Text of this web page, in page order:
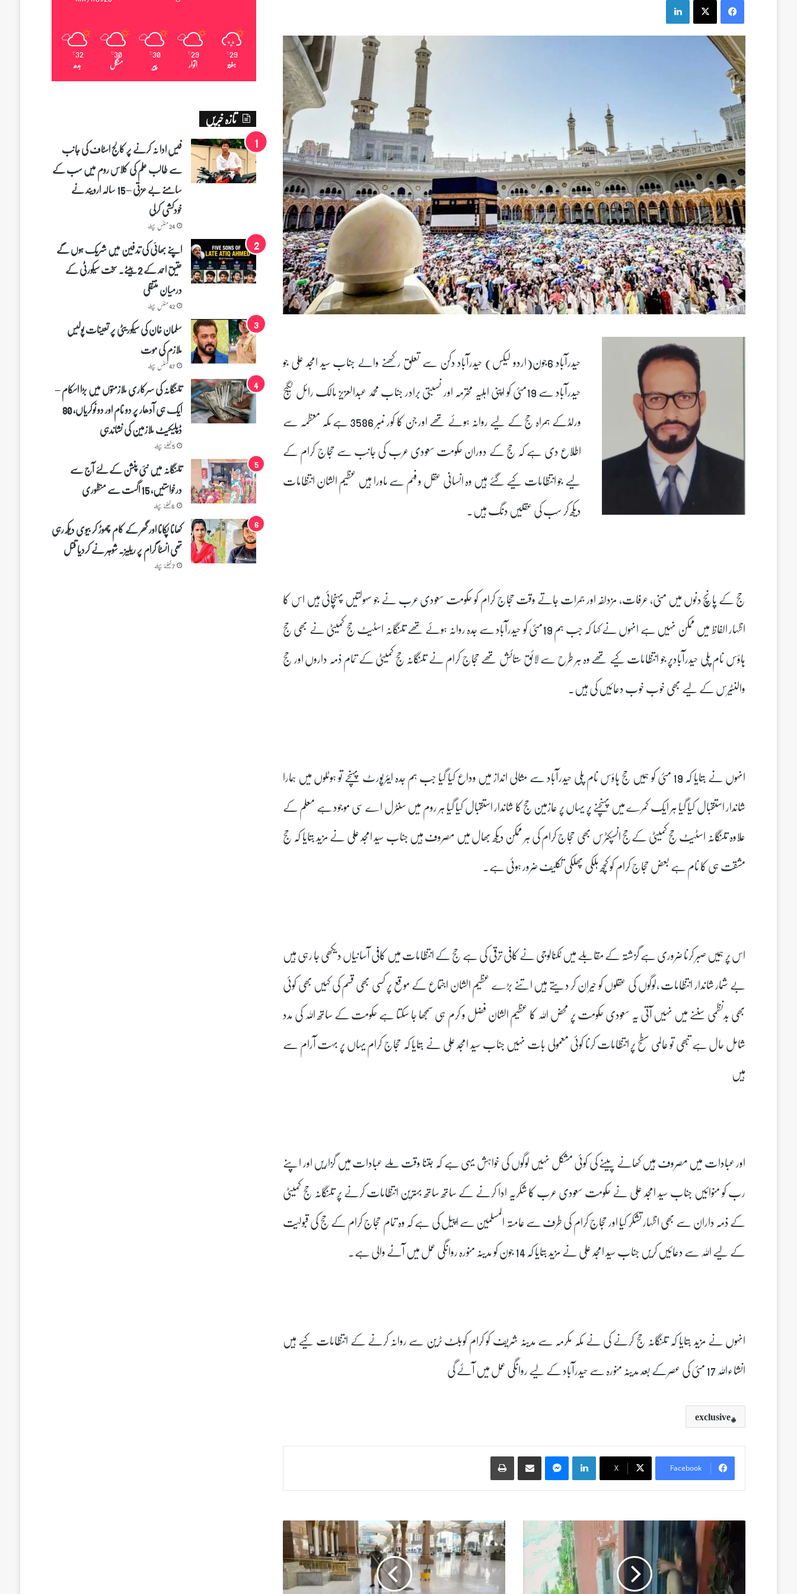
حیدرآباد 6جون(اردو لیکس) حیدرآباد دکن سے تعلق رکھنے والے جناب سید امجد علی جو
حیدرآباد سے 19مئی کو اپنی اہلیہ محترمہ اور نسبتی برادر جناب محمد عبدالعزیز مالک رائل لگیج
ورلڈکے ہمراہ حج کے لیے روانہ ہوئے تھے اور جن کا کور نمبر 3586 ہے مکہ معظمہ سے
اطلاع دی ہے کہ حج کے دوران حکومت سعودی عرب کی جانب سے حجاج کرام کے
لیے جو انتظامات کیے گئے ہیں وہ انسانی عقل و فہم سے ماورا ہیں عظیم الشان انتظامات
دیکھ کر سب کی عقلیں دنگ ہیں۔
حج کے پانچ دنوں میں منی، عرفات، مزدلفہ اور جمرات جاتے وقت حجاج کرام کو حکومت سعودی عرب نے جو سہولتیں پہنچائی ہیں اس کا
اظہار الفاظ میں ممکن نہیں ہے انہوں نے کہا کہ جب ہم 19مئی کو حیدرآباد سے جدہ روانہ ہوئے تھے تلنگانہ اسٹیٹ حج کمیٹی نے بھی حج
ہاؤس نام پلی حیدرآبادپر جو انتظامات کیے تھے وہ ہر طرح سے لائق ستائش تھے حجاج کرام نے تلنگانہ حج کمیٹی کے تمام ذمہ داروں اور حج
والنٹیرس کے لیے بھی خوب خوب دعائیں کی ہیں۔
انہوں نے بتایا کہ 19 مئی کو ہمیں حج ہاؤس نام پلی حیدرآباد سے مثالی انداز میں وداع کیا گیا جب ہم جدہ ایئرپورٹ پہنچے تو ہوٹلوں میں ہمارا
شاندار استقبال کیا گیا ہر ایک کمرے میں پہنچنے پر یہاں پر عازمین حج کا شاندار استقبال کیا گیا ہر روم میں سنٹرل اے سی موجود ہے معلم کے
علاوہ تلنگانہ اسٹیٹ حج کمیٹی کےحج انسپکٹرس بھی حجاج کرام کی ہر ممکن دیکھ بھال میں مصروف ہیں جناب سید امجد علی نے مزید بتایا کہ حج
مشقت ہی کا نام ہے بعض حجاج کرام کو کچھ ہلکی پھلکی تکلیف ضرور ہوئی ہے۔
اس پر ہمیں صبر کرنا ضروری ہے گزشتہ کے مقابلے میں ٹکنالوجی نے کافی ترقی کی ہے حج کے انتظامات میں کافی آسانیاں دیکھی جا رہی ہیں
بے شمار شاندار انتظامات ،لوگوں کی عقلوں کو حیران کر دیتے ہیں اتنے بڑے عظیم الشان اجتماع کے موقع پر کسی بھی قسم کی کہیں بھی کوئی
بھی بدنظمی سننے میں نہیں آتی یہ سعودی حکومت پر محض اللہ کا عظیم الشان فضل و کرم ہی سمجھا جا سکتا ہے حکومت کے ساتھ اللہ کی مدد
شامل حال ہے تبھی تو عالمی سطح پر انتظامات کرنا کوئی معمولی بات نہیں جناب سید امجد علی نے بتایا کہ حجاج کرام یہاں پر بہت آرام سے
ہیں
اور عبادات میں مصروف ہیں کھانے پینے کی کوئی مشکل نہیں لوگوں کی خواہش یہی ہے کہ جتنا وقت ملے عبادات میں گزاریں اور اپنے
رب کو منوائیں جناب سید امجد علی نے حکومت سعودی عرب کا شکریہ ادا کرنے کے ساتھ ساتھ بہترین انتظامات کرنے پر تلنگانہ حج کمیٹی
کے ذمہ داران سے بھی اظہار تشکر کیا اور حجاج کرام کی طرف سے عامتہ المسلمین سے اپیل کی ہے کہ وہ تمام حجاج کرام کے حج کی قبولیت
کے لیے اللہ سے دعائیں کریں جناب سید امجد علی نے مزید بتایا کہ 14 جون کو مدینہ منورہ روانگی عمل میں آنے والی ہے۔
انہوں نے مزید بتایا کہ تلنگانہ حج کرنے کی نے مکہ مکرمہ سے مدینہ شریف کو کرام کوبلٹ ٹرین سے روانہ کرنے کے انتظامات کیے ہیں
انشاءاللہ 17 مئی کی عصرکے بعد مدینہ منورہ سے حیدرآباد کے لیے روانگی عمل میں آئے گی
exclusive
Facebook
X
LinkedIn
Messenger
Share via Email
Print
ش م
س
ج
د
29
℃
ہفتہ
29
℃
اتوار
30
℃
پیر
30
℃
منگل
32
℃
بدھ
تازہ خبریں
فیس ادا نہ کرنے پر کالج اسٹاف کی جانب
سے طالب علم کی کلاس روم میں سب کے
سامنے بے عزتی – 15 سالہ ارویند نے
خودکشی کرلی
24 منٹس پہلے
اپنے بھائی کی تدفین میں شریک ہوں گے
عتیق احمد کے 2 بیٹے۔ سخت سیکورٹی کے
درمیان منتقلی
42 منٹس پہلے
سلمان خان کی سیکوریٹی پر تعینات پولیس
ملازم کی موت
47 منٹس پہلے
تلنگانہ کی سرکاری ملازمتوں میں بڑا اسکام –
ایک ہی آدھار پر دو نام اور دو نوکریاں، 80
ڈپلیکیٹ ملازمین کی نشاندہی
5 گھنٹے پہلے
تلنگانہ میں نئی پنشن کے لئے آج سے
درخواستیں، 15 اگست سے منظوری
6 گھنٹے پہلے
کھانا پکانا اور گھر کے کام چھوڑ کر بیوی دیکھ رہی
تھی انسٹا گرام پر ریلیز۔ شوہر نے کردیا قتل
7 گھنٹے پہلے